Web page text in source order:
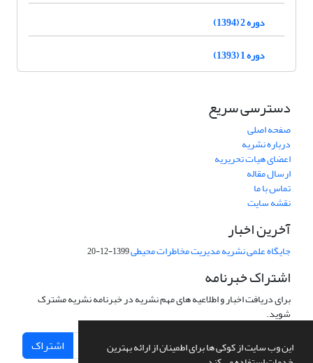
این وب سایت از کوکی ها برای اطمینان از ارائه بهترین
دوره 2 (1394)
دوره 1 (1393)
دسترسی سریع
صفحه اصلی
درباره نشریه
اعضای هیات تحریریه
ارسال مقاله
تماس با ما
نقشه سایت
آخرین اخبار
جایگاه علمی نشریه مدیریت مخاطرات محیطی1399-12-20
اشتراک خبرنامه
برای دریافت اخبار و اطلاعیه های مهم نشریه در خبرنامه نشریه مشترک
شوید.
اشتراک